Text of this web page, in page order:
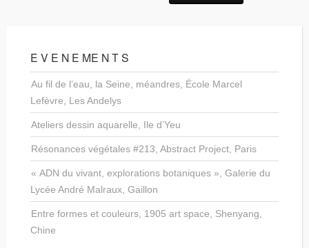
E V E N E ME N T S
Au fil de l’eau, la Seine, méandres, École Marcel
Lefèvre, Les Andelys
Ateliers dessin aquarelle, Ile d’Yeu
Résonances végétales #213, Abstract Project, Paris
« ADN du vivant, explorations botaniques », Galerie du
Lycée André Malraux, Gaillon
Entre formes et couleurs, 1905 art space, Shenyang,
Chine